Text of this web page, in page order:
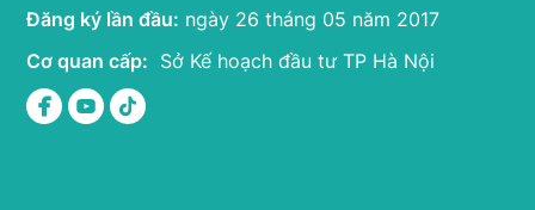
Đăng ký lần đầu: ngày 26 tháng 05 năm 2017
Cơ quan cấp: Sở Kế hoạch đầu tư TP Hà Nội